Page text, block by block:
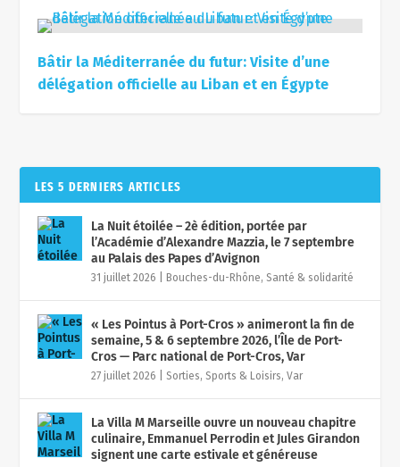
Bâtir la Méditerranée du futur: Visite d’une
délégation officielle au Liban et en Égypte
LES 5 DERNIERS ARTICLES
La Nuit étoilée – 2è édition, portée par
l’Académie d’Alexandre Mazzia, le 7 septembre
au Palais des Papes d’Avignon
31 juillet 2026 Bouches-du-Rhône,Santé & solidarité
« Les Pointus à Port-Cros » animeront la fin de
semaine, 5 & 6 septembre 2026, l’Île de Port-
Cros — Parc national de Port-Cros, Var
27 juillet 2026 |Sorties, Sports & Loisirs,Var
La Villa M Marseille ouvre un nouveau chapitre
culinaire, Emmanuel Perrodin et Jules Girandon
signent une carte estivale et généreuse